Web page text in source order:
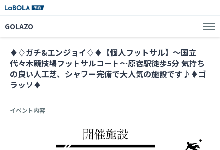
GOLAZO
♦︎♢ガチ&エンジョイ♢♦︎【個人フットサル】〜国立
代々木競技場フットサルコート〜原宿駅徒歩5分 気持ち
の良い人工芝、シャワー完備で大人気の施設です♪♦️ゴ
ラッソ♦️
イベント内容